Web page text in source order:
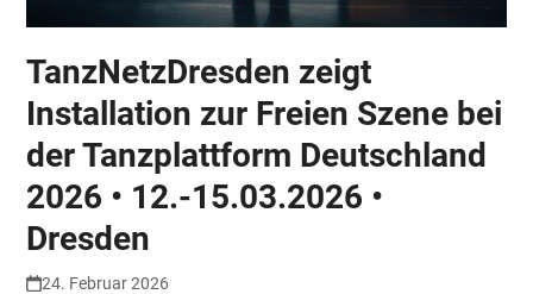
TanzNetzDresden zeigt
Installation zur Freien Szene bei
der Tanzplattform Deutschland
2026 • 12.-15.03.2026 •
Dresden
24. Februar 2026